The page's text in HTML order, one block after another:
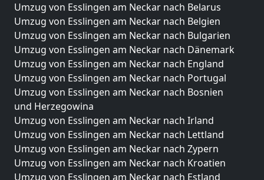
Umzug von Esslingen am Neckar nach Belarus
Umzug von Esslingen am Neckar nach Belgien
Umzug von Esslingen am Neckar nach Bulgarien
Umzug von Esslingen am Neckar nach Dänemark
Umzug von Esslingen am Neckar nach England
Umzug von Esslingen am Neckar nach Portugal
Umzug von Esslingen am Neckar nach Bosnien
und Herzegowina
Umzug von Esslingen am Neckar nach Irland
Umzug von Esslingen am Neckar nach Lettland
Umzug von Esslingen am Neckar nach Zypern
Umzug von Esslingen am Neckar nach Kroatien
Umzug von Esslingen am Neckar nach Estland